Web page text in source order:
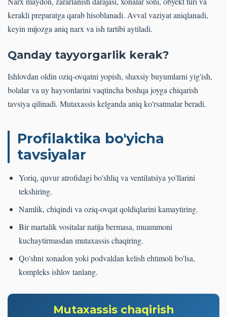
kerakli preparatga qarab hisoblanadi. Avval vaziyat aniqlanadi,
keyin mijozga aniq narx va ish tartibi aytiladi.
Qanday tayyorgarlik kerak?
Ishlovdan oldin oziq-ovqatni yopish, shaxsiy buyumlarni yig'ish,
bolalar va uy hayvonlarini vaqtincha boshqa joyga chiqarish
tavsiya qilinadi. Mutaxassis kelganda aniq ko'rsatmalar beradi.
Profilaktika bo'yicha
tavsiyalar
Yoriq, quvur atrofidagi bo'shliq va ventilatsiya yo'llarini
tekshiring.
Namlik, chiqindi va oziq-ovqat qoldiqlarini kamaytiring.
Bir martalik vositalar natija bermasa, muammoni
kuchaytirmasdan mutaxassis chaqiring.
Qo'shni xonadon yoki podvaldan kelish ehtimoli bo'lsa,
kompleks ishlov tanlang.
Mutaxassis chaqirish